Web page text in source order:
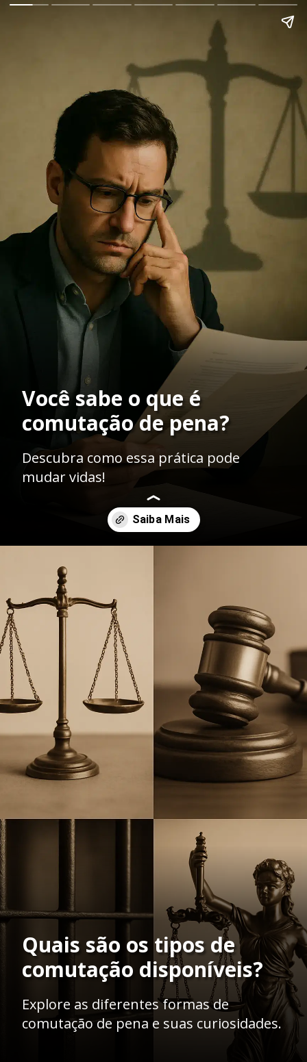
Você sabe o que é
comutação de pena?
Descubra como essa prática pode
mudar vidas!
Opening
Quais são os tipos de
comutação disponíveis?
Explore as diferentes formas de
comutação de pena e suas curiosidades.